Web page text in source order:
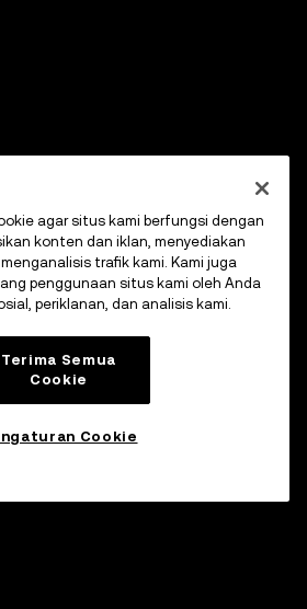
agar situs kami berfungsi dengan
konten dan iklan, menyediakan
trafik kami. Kami juga
penggunaan situs kami oleh Anda
periklanan, dan analisis kami.
Terima Semua
Cookie
Cookie